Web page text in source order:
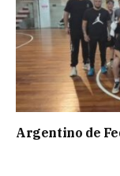
Argentino de